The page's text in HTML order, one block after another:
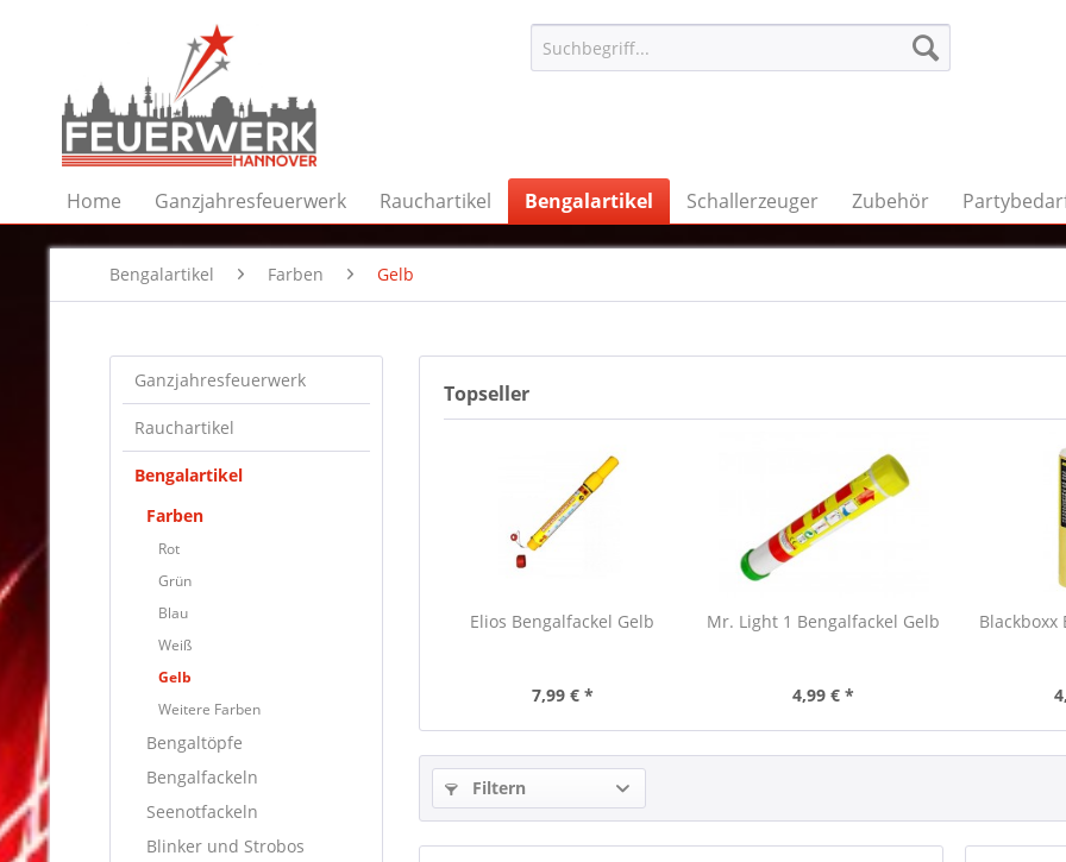
Home Ganzjahresfeuerwerk Rauchartikel Bengalartikel Schallerzeuger Zubehör
Bengalartikel Farben Gelb
Ganzjahresfeuerwerk
Rauchartikel
Bengalartikel
Farben
Rot
Grün
Blau
Weiß
Gelb
Weitere Farben
Bengaltöpfe
Bengalfackeln
Seenotfackeln
Blinker und Strobos
Topseller
Elios Bengalfackel Gelb
7,99 € *
Mr. Light 1 Bengalfackel Gelb
4,99 € *
Blackboxx
Filtern